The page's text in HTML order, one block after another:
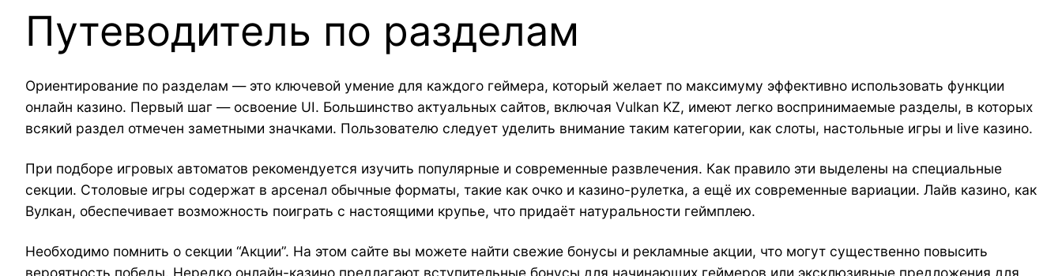
Путеводитель по разделам
Ориентирование по разделам — это ключевой умение для каждого геймера, который желает по максимуму эффективно использовать функции
онлайн казино. Первый шаг — освоение UI. Большинство актуальных сайтов, включая Vulkan KZ, имеют легко воспринимаемые разделы, в которых
всякий раздел отмечен заметными значками. Пользователю следует уделить внимание таким категории, как слоты, настольные игры и live казино.
При подборе игровых автоматов рекомендуется изучить популярные и современные развлечения. Как правило эти выделены на специальные
секции. Столовые игры содержат в арсенал обычные форматы, такие как очко и казино-рулетка, а ещё их современные вариации. Лайв казино, как
Вулкан, обеспечивает возможность поиграть с настоящими крупье, что придаёт натуральности геймплею.
Необходимо помнить о секции “Акции”. На этом сайте вы можете найти свежие бонусы и рекламные акции, что могут существенно повысить
вероятность победы. Нередко онлайн-казино предлагают вступительные бонусы для начинающих геймеров или эксклюзивные предложения для